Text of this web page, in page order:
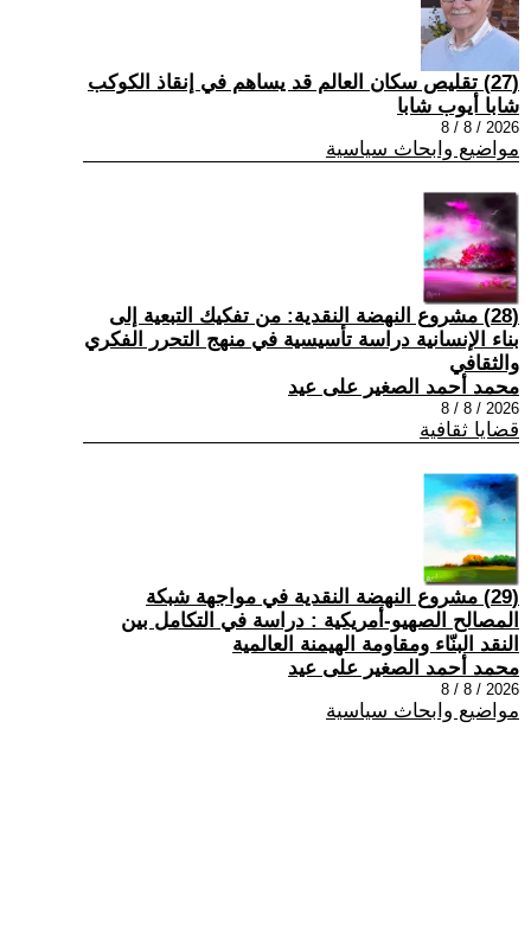
(27) تقليص سكان العالم قد يساهم في إنقاذ الكوكب
شابا أيوب شابا
2026 / 8 / 8
مواضيع وابحاث سياسية
(28) مشروع النهضة النقدية: من تفكيك التبعية إلى
بناء الإنسانية دراسة تأسيسية في منهج التحرر الفكري
والثقافي
محمد أحمد الصغير على عيد
2026 / 8 / 8
قضايا ثقافية
(29) مشروع النهضة النقدية في مواجهة شبكة
المصالح الصهيو-أمريكية : دراسة في التكامل بين
النقد البنّاء ومقاومة الهيمنة العالمية
محمد أحمد الصغير على عيد
2026 / 8 / 8
مواضيع وابحاث سياسية